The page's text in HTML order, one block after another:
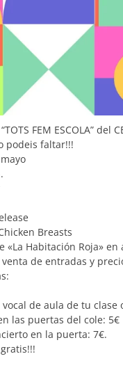
FEM ESCOLA” del
podeis faltar!!!
Breasts
«La Habitación Roja» en
de entradas y
de aula de tu clase
las puertas del cole: 5€
en la puerta: 7€.
gratis!!!